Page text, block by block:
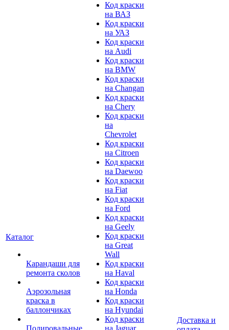
Каталог
Карандаши для
ремонта сколов
Аэрозольная
краска в
баллончиках
Полировальные
Код краски
на ВАЗ
Код краски
на УАЗ
Код краски
на Audi
Код краски
на BMW
Код краски
на Changan
Код краски
на Chery
Код краски
на
Chevrolet
Код краски
на Citroen
Код краски
на Daewoo
Код краски
на Fiat
Код краски
на Ford
Код краски
на Geely
Код краски
на Great
Wall
Код краски
на Haval
Код краски
на Honda
Код краски
на Hyundai
Код краски
на Jaguar
Доставка и